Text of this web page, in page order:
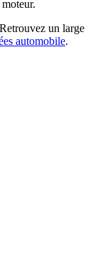
un large
automobile.